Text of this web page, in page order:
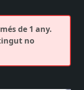
de 1 any.
no